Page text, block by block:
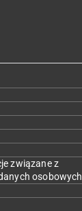
związane z
osobowych